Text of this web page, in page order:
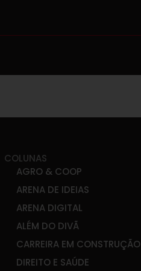
COLUNAS
AGRO & COOP
ARENA DE IDEIAS
ARENA DIGITAL
ALÉM DO DIVÃ
CARREIRA EM CONSTRUÇÃO
DIREITO E SAÚDE